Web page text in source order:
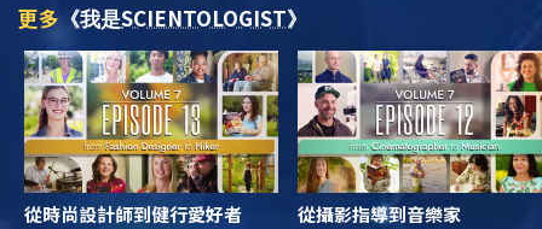
更多 《我是SCIENTOLOGIST》
從時尚設計師到健行愛好者 從攝影指導到音樂家